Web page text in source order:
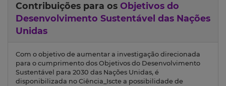
Contribuições para os Objetivos do
Desenvolvimento Sustentável das Nações
Unidas
Com o objetivo de aumentar a investigação direcionada
para o cumprimento dos Objetivos do Desenvolvimento
Sustentável para 2030 das Nações Unidas, é
disponibilizada no Ciência_Iscte a possibilidade de